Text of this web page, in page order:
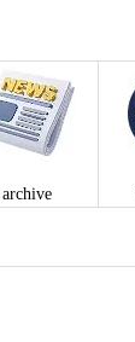
archive